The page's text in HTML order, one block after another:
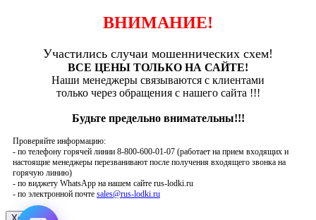
ВНИМАНИЕ!
Участились случаи мошеннических схем!
ВСЕ ЦЕНЫ ТОЛЬКО НА САЙТЕ!
Наши менеджеры связываются с клиентами
только через обращения с нашего сайта !!!
Будьте предельно внимательны!!!
Проверяйте информацию:
- по телефону горячей линии 8-800-600-01-07 (работает на прием входящих и
настоящие менеджеры перезванивают после получения входящего звонка на
горячую линию)
- по виджету WhatsApp на нашем сайте rus-lodki.ru
- по электронной почте sales@rus-lodki.ru